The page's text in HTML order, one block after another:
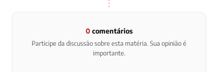
0comentários
Participe da discussão sobre esta matéria. Sua opinião é
importante.